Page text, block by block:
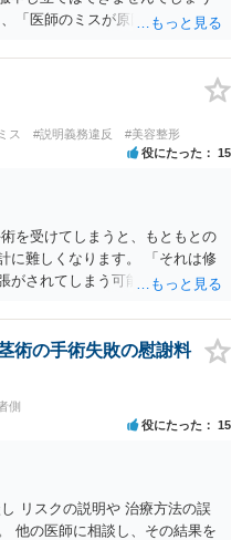
「医師のミスが原因で老眼がひ
ず、全く説明されなかったよう
す。
ス #説明義務違反 #美容整形
役にたった 15
を受けてしまうと、もともとの
に難しくなります。 「それは修
がされてしまう可能性があるか
術を受けるまえに弁護士に相談
たします。
術の手術失敗の慰謝料
側
役にたった 15
リスクの説明や 治療方法の誤
他の医師に相談し、その結果を